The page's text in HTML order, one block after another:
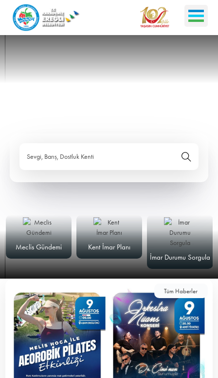
Sevgi, Barış, Dostluk Kenti
Meclis Gündemi
Kent İmar Planı
İmar Durumu Sorgula
Tüm Haberler